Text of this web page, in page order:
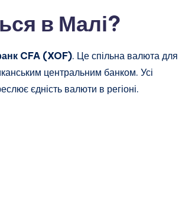
в Малі?
CFA (XOF). Це спільна валюта для
центральним банком. Усі
єдність валюти в регіоні.